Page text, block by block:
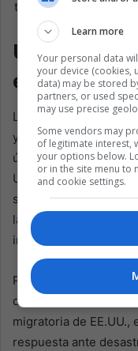
terremotos el martes
Un país
enfrenta al
La crisis de
y regresar, algo
últimos años,
Unidos, enviando
suelen ser tanto un
la fuerza no es
inverso. Es enfrentar
Por eso el vuelo 164
deportación. Se
migratoria de
respuesta ante
Learn more
Your personal data
your device (cookies,
data) may be stored
partners, or used
may use precise
Some vendors may
of legitimate interest,
your options below.
or in the site menu to
and cookie settings.